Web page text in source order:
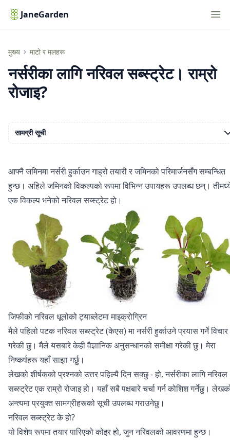
JaneGarden
मुख्य माटो र मलहरू
नर्सरीका लागि नरिवल सब्स्ट्रेट। राम्रो रोजाइ?
नर्सरीका लागि नरिवल सब्स्ट्रेट। राम्रो
रोजाइ?
आफ्नै जमिनमा नर्सरी हुर्काउन गाह्रो तयारी र जमिनको परिमार्जनसँग सम्बन्धित
हुन्छ। अहिले जमिनको विकल्पको रूपमा विभिन्न उपायहरू उपलब्ध छन्।
एक विकल्प भनेको नरिवल सब्स्ट्रेट हो।
जिफीको नरिवल धूलोको ट्याब्लेटमा माइक्रोग्रिन
मैले पहिलो पटक नरिवल सब्स्ट्रेट (केएस) मा नर्सरी हुर्काउने प्रयास गर्ने विचार
गरेकी छु। मैले यसबारे केही वैज्ञानिक अनुसन्धानको समीक्षा गरेकी छु। मेरा
निष्कर्षहरू यहाँ साझा गर्छु।
लेखको शीर्षकको प्रश्नको उत्तर पहिल्यै दिन सक्छु - हो, नर्सरीका लागि नरिवल
सब्स्ट्रेट एक राम्रो रोजाइ हो। यहाँ सबै पक्षबारे चर्चा गर्न कोशिश गर्नेछु।
अन्त्यमा प्रयुक्त सामग्रीहरूको सूची उपलब्ध गराउनेछु।
नरिवल सब्स्ट्रेट के हो?
यो विशेष रूपमा तयार पारिएको कोइर हो, जुन नरिवलको आवरणमा हुन्छ।
सामग्री सूची